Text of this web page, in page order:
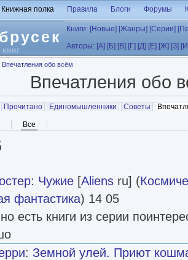
Книжная полка Правила Блоги Форумы
Книги: [Новые] [Жанры] [Серии]
Авторы: [А] [Б] [В] [Г] [Д] [Е] [Ж] [З]
Впечатления обо всём
Впечатления обо
Прочитано Единомышленники Советы
Все
: Чужие [Aliens ru] (
фантастика) 14 05
есть книги из серии
: Земной улей. Приют